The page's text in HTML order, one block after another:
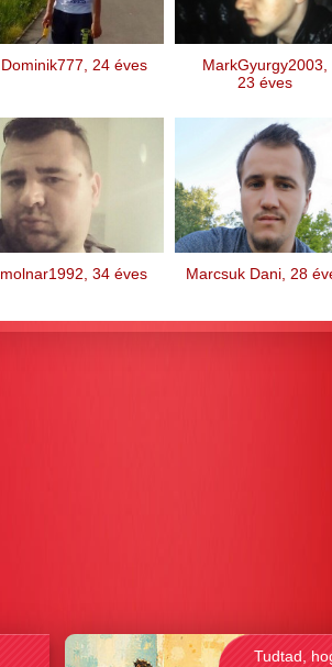
Dominik777, 24 éves
MarkGyurgy2003,
23 éves
molnar1992, 34 éves Marcsuk Dani, 28
Tudtad,